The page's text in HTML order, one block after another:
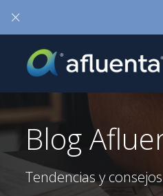
×
Blog
Tendencias y